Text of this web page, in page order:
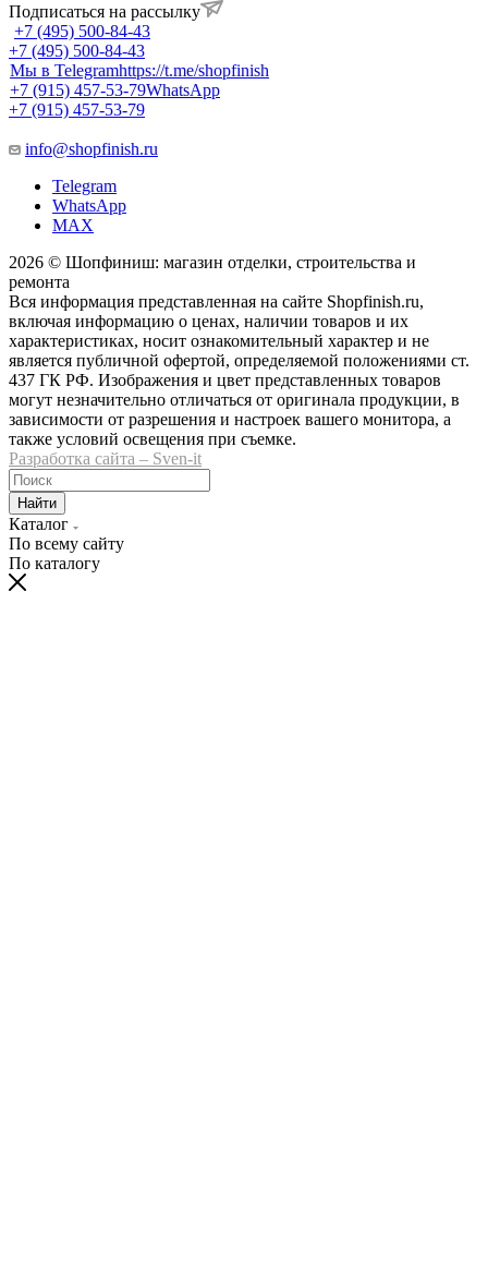
Подписаться на рассылку
+7 (495) 500-84-43
+7 (495) 500-84-43
Мы в Telegramhttps://t.me/shopfinish
+7 (915) 457-53-79WhatsApp
+7 (915) 457-53-79
info@shopfinish.ru
Telegram
WhatsApp
MAX
2026 © Шопфиниш: магазин отделки, строительства и
ремонта
Вся информация представленная на сайте Shopfinish.ru,
включая информацию о ценах, наличии товаров и их
характеристиках, носит ознакомительный характер и не
является публичной офертой, определяемой положениями ст.
437 ГК РФ. Изображения и цвет представленных товаров
могут незначительно отличаться от оригинала продукции, в
зависимости от разрешения и настроек вашего монитора, а
также условий освещения при съемке.
Разработка сайта – Sven-it
Найти
Каталог
По всему сайту
По каталогу